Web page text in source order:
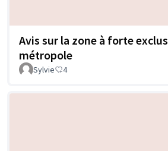
Avis sur la zone à forte
métropole
Sylvie 4